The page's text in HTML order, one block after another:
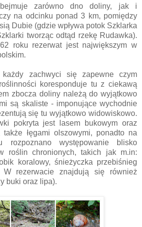
zarówno dno doliny, jak i
na odcinku ponad 3 km, pomiędzy
Dubie (gdzie wpływa potok Szklarka
tworząc odtąd rzekę Rudawka).
roku rezerwat jest największym w
każdy zachwyci się zapewne czym
koresponduje tu z ciekawą
zbocza doliny należą do wyjątkowo
są skaliste - imponujące wychodnie
się tu wyjątkowo widowiskowo.
pokryta jest lasem bukowym oraz
także łęgami olszowymi, ponadto na
rozpoznano występowanie blisko
roślin chronionych, takich jak m.in:
koralowy, śnieżyczka przebiśnieg
rezerwacie znajdują się również
buki oraz lipa).